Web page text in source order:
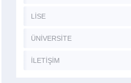
LİSE
ÜNİVERSİTE
İLETİŞİM